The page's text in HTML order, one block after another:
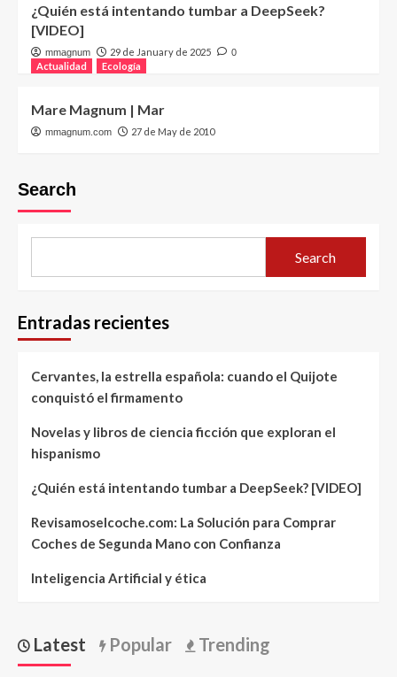
¿Quién está intentando tumbar a DeepSeek?
[VIDEO]
mmagnum 29 de January de 2025 0
Actualidad Ecología
Mare Magnum | Mar
mmagnum.com 27 de May de 2010
Search
Search
Entradas recientes
Cervantes, la estrella española: cuando el Quijote
conquistó el firmamento
Novelas y libros de ciencia ficción que exploran el
hispanismo
¿Quién está intentando tumbar a DeepSeek? [VIDEO]
Revisamoselcoche.com: La Solución para Comprar
Coches de Segunda Mano con Confianza
Inteligencia Artificial y ética
Latest Popular Trending